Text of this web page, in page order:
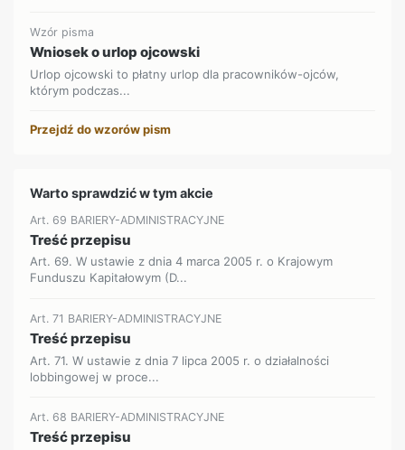
Wzór pisma
Wniosek o urlop ojcowski
Urlop ojcowski to płatny urlop dla pracowników-ojców,
którym podczas...
Przejdź do wzorów pism
Warto sprawdzić w tym akcie
Art. 69 BARIERY-ADMINISTRACYJNE
Treść przepisu
Art. 69. W ustawie z dnia 4 marca 2005 r. o Krajowym
Funduszu Kapitałowym (D...
Art. 71 BARIERY-ADMINISTRACYJNE
Treść przepisu
Art. 71. W ustawie z dnia 7 lipca 2005 r. o działalności
lobbingowej w proce...
Art. 68 BARIERY-ADMINISTRACYJNE
Treść przepisu